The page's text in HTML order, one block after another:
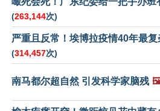
(263,144次)
严重且反常！埃博拉疫情40年最复
(314,457次)
南马都尔超自然 引发科学家脑残